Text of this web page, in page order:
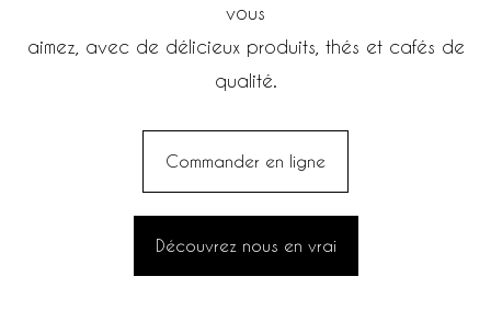
vous
aimez, avec de délicieux produits, thés et cafés de
qualité.
Commander en ligne
Découvrez nous en vrai